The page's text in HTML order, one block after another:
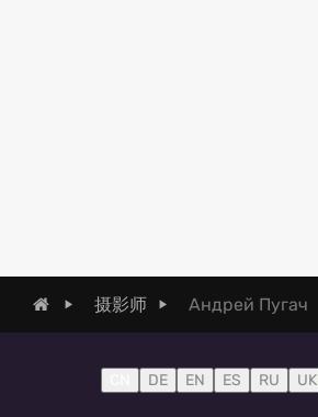
摄影师 Андрей Пугач
DE EN ES RU UK